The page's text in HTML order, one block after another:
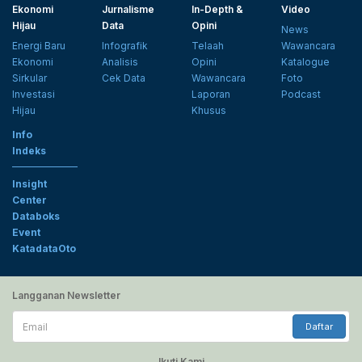
Ekonomi
Hijau
Energi Baru
Ekonomi
Sirkular
Investasi
Hijau
Jurnalisme
Data
Infografik
Analisis
Cek Data
In-Depth &
Opini
Telaah
Opini
Wawancara
Laporan
Khusus
Video
News
Wawancara
Katalogue
Foto
Podcast
Info
Indeks
Insight
Center
Databoks
Event
KatadataOto
Langganan Newsletter
Email
Daftar